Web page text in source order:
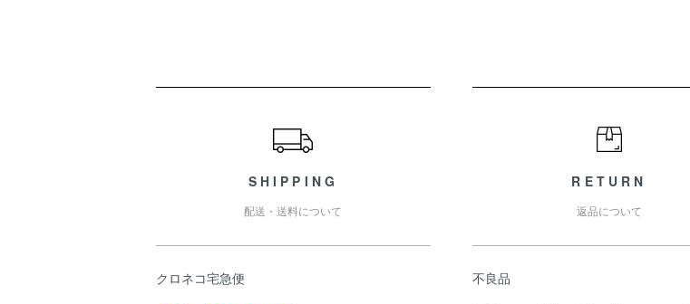
SHIPPING
配送・送料について
クロネコ宅急便
RETURN
返品について
不良品